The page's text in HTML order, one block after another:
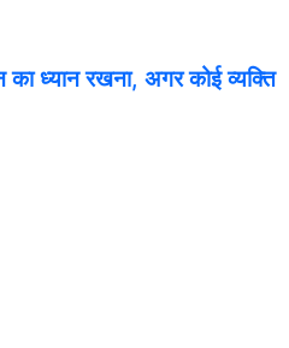
ध्यान रखना, अगर कोई व्यक्ति